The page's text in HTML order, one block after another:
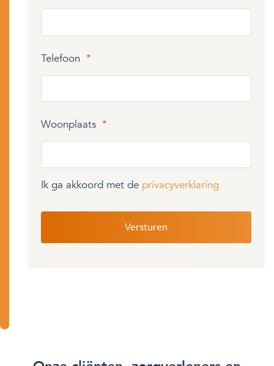
Telefoon *
Woonplaats *
Ik ga akkoord met de privacyverklaring